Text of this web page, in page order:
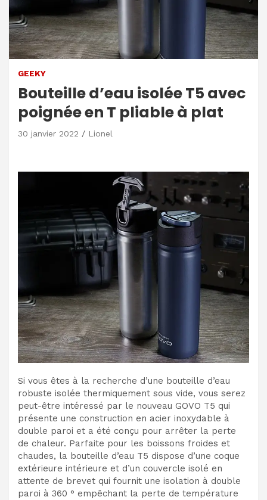
GEEKY
Bouteille d’eau isolée T5 avec
poignée en T pliable à plat
30 janvier 2022 Lionel
Si vous êtes à la recherche d’une bouteille d’eau
robuste isolée thermiquement sous vide, vous serez
peut-être intéressé par le nouveau GOVO T5 qui
présente une construction en acier inoxydable à
double paroi et a été conçu pour arrêter la perte
de chaleur. Parfaite pour les boissons froides et
chaudes, la bouteille d’eau T5 dispose d’une coque
extérieure intérieure et d’un couvercle isolé en
attente de brevet qui fournit une isolation à double
paroi à 360 ° empêchant la perte de température